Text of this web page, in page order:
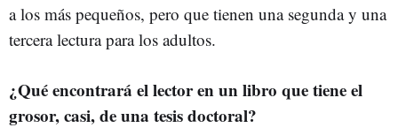
a los más pequeños, pero que tienen una segunda y una
tercera lectura para los adultos.
¿Qué encontrará el lector en un libro que tiene el
grosor, casi, de una tesis doctoral?